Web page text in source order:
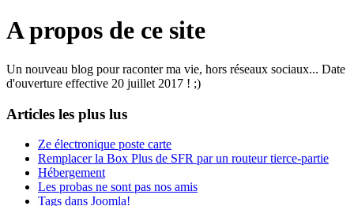
A propos de ce site
Un nouveau blog pour raconter ma vie, hors réseaux sociaux... Date
d'ouverture effective 20 juillet 2017 ! ;)
Articles les plus lus
Ze électronique poste carte
Remplacer la Box Plus de SFR par un routeur tierce-partie
Hébergement
Les probas ne sont pas nos amis
Tags dans Joomla!